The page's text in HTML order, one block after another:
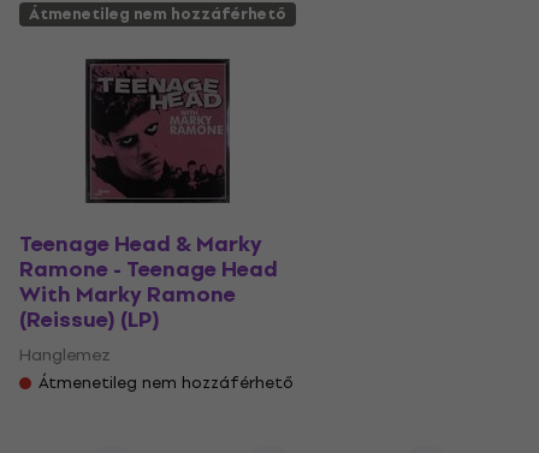
Átmenetileg nem hozzáférhető
Teenage Head & Marky
Ramone - Teenage Head
With Marky Ramone
(Reissue) (LP)
Hanglemez
Átmenetileg nem hozzáférhető